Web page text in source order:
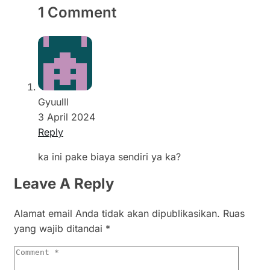
1 Comment
Gyuulll
3 April 2024
Reply
ka ini pake biaya sendiri ya ka?
Leave A Reply
Alamat email Anda tidak akan dipublikasikan. Ruas
yang wajib ditandai *